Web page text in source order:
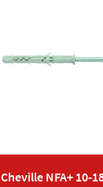
Cheville NFA+ 10-